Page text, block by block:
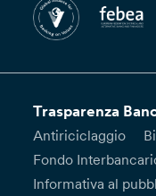
Trasparenza
Antiriciclaggio
Fondo
Informativa al